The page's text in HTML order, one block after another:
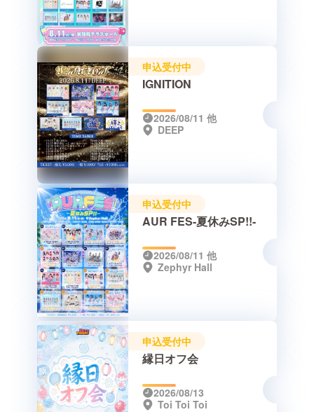
申込受付中
IGNITION
2026/08/11 他
DEEP
申込受付中
AUR FES-夏休みSP!!-
2026/08/11 他
Zephyr Hall
申込受付中
縁日オフ会
2026/08/13
Toi Toi Toi